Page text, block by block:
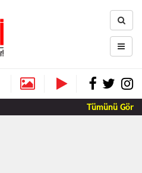
Tümünü Gör